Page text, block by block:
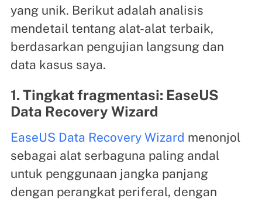
yang unik. Berikut adalah analisis
mendetail tentang alat-alat terbaik,
berdasarkan pengujian langsung dan
data kasus saya.
1. Tingkat fragmentasi: EaseUS
Data Recovery Wizard
EaseUS Data Recovery Wizard menonjol
sebagai alat serbaguna paling andal
untuk penggunaan jangka panjang
dengan perangkat periferal, dengan